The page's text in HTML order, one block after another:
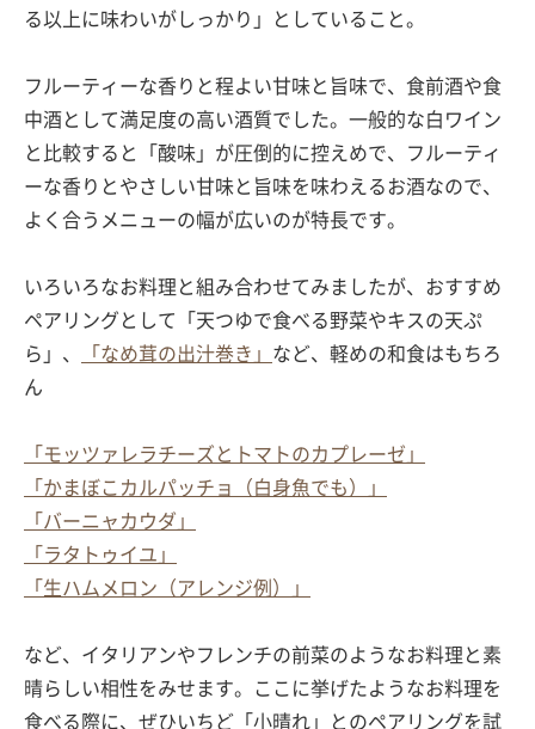
る以上に味わいがしっかり」としていること。
フルーティーな香りと程よい甘味と旨味で、食前酒や食
中酒として満足度の高い酒質でした。一般的な白ワイン
と比較すると「酸味」が圧倒的に控えめで、フルーティ
ーな香りとやさしい甘味と旨味を味わえるお酒なので、
よく合うメニューの幅が広いのが特長です。
いろいろなお料理と組み合わせてみましたが、おすすめ
ペアリングとして「天つゆで食べる野菜やキスの天ぷ
ら」、
「なめ茸の出汁巻き」 など、軽めの和食はもちろ
ん
「モッツァレラチーズとトマトのカプレーゼ」
「かまぼこカルパッチョ（白身魚でも）」
「バーニャカウダ」
「ラタトゥイユ」
「生ハムメロン（アレンジ例）」
など、イタリアンやフレンチの前菜のようなお料理と素
晴らしい相性をみせます。ここに挙げたようなお料理を
食べる際に、ぜひいちど「小晴れ」とのペアリングを試